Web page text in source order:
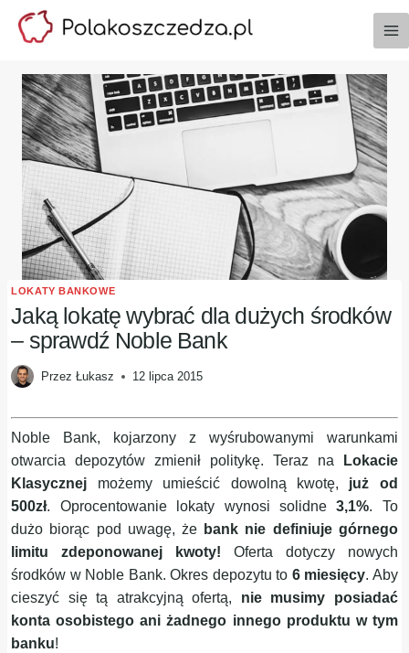
Przejdź
LOKATY BANKOWE
Jaką lokatę wybrać dla dużych środków
– sprawdź Noble Bank
Przez Łukasz 12 lipca 2015
Noble Bank, kojarzony z wyśrubowanymi warunkami
otwarcia depozytów zmienił politykę. Teraz na
Lokacie
Klasycznej możemy umieścić dowolną kwotę, już od
500zł. Oprocentowanie lokaty wynosi solidne3,1%. To
dużo biorąc pod uwagę, że bank nie definiuje górnego
limitu zdeponowanej kwoty! Oferta dotyczy nowych
środków w Noble Bank. Okres depozytu to 6 miesięcy. Aby
cieszyć się tą atrakcyjną ofertą, nie musimy posiadać
konta osobistego ani żadnego innego produktu w tym
banku!